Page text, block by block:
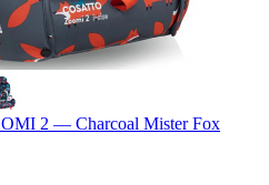
2 — Charcoal Mister Fox